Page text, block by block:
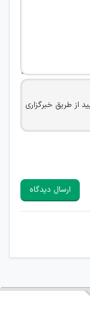
از طریق خبرگزاری
مأیوس کردن
و غیر مسئول)
به صورت دسته
ارسال دیدگاه